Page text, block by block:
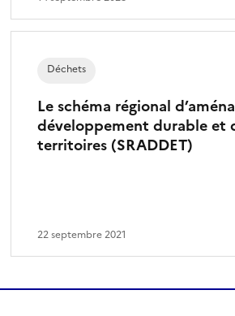
Le schéma régional
développement durable et
territoires (SRADDET)
Déchets
22 septembre 2021